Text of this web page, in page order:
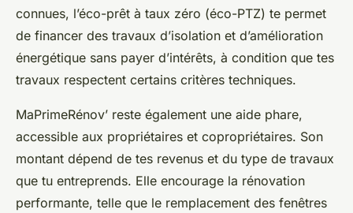
connues, l’éco-prêt à taux zéro (éco-PTZ) te permet
de financer des travaux d’isolation et d’amélioration
énergétique sans payer d’intérêts, à condition que tes
travaux respectent certains critères techniques.
MaPrimeRénov’ reste également une aide phare,
accessible aux propriétaires et copropriétaires. Son
montant dépend de tes revenus et du type de travaux
que tu entreprends. Elle encourage la rénovation
performante, telle que le remplacement des fenêtres